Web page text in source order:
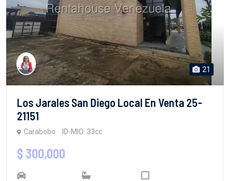
21
Los Jarales San Diego Local En Venta 25-
21151
Carabobo ID-MIO: 33cc
$ 300,000